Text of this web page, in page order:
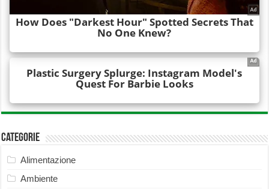
Categorie
Alimentazione
Ambiente